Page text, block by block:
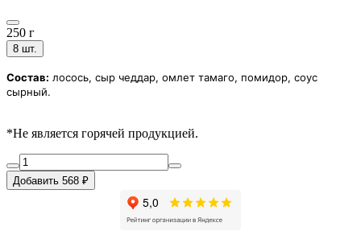
250 г
8 шт.
Состав: лосось, сыр чеддар, омлет тамаго, помидор, соус
сырный.
*Не является горячей продукцией.
Добавить 568 ₽